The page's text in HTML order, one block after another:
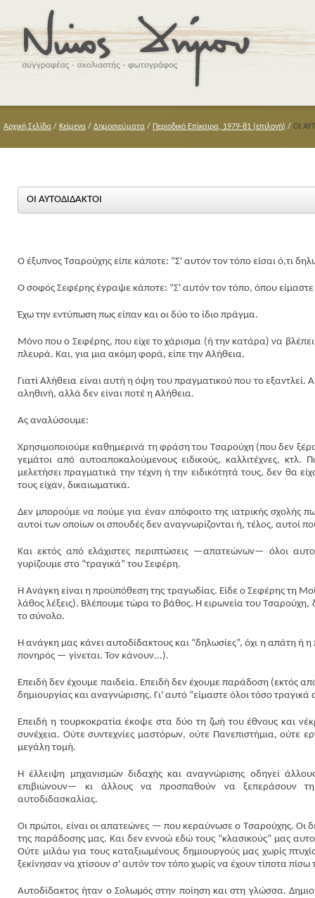
Αρχική Σελίδα / Κείμενα / Δημοσιεύματα / Περιοδικό Επίκαιρα, 1979-81 (επιλογή) / ΟΙ
ΟΙ ΑΥΤΟΔΙΔΑΚΤΟΙ
Ο έξυπνος Τσαρούχης είπε κάποτε: “Σ' αυτόν τον τόπο είσαι ό,τι
Ο σοφός Σεφέρης έγραψε κάποτε: “Σ' αυτόν τον τόπο, όπου είμαστε
Έχω την εντύπωση πως είπαν και οι δύο το ίδιο πράγμα.
Μόνο που ο Σεφέρης, που είχε το χάρισμα (ή την κατάρα) να
πλευρά. Και, για μια ακόμη φορά, είπε την Αλήθεια.
Γιατί Αλήθεια είναι αυτή η όψη του πραγματικού που το
αληθινή, αλλά δεν είναι ποτέ η Αλήθεια.
Ας αναλύσουμε:
Χρησιμοποιούμε καθημερινά τη φράση του Τσαρούχη (που δεν
γεμάτοι από αυτοαποκαλούμενους ειδικούς, καλλιτέχνες, κτλ.
μελετήσει πραγματικά την τέχνη ή την ειδικότητά τους, δεν θα
τους είχαν, δικαιωματικά.
Δεν μπορούμε να πούμε για έναν απόφοιτο της ιατρικής σχολής
αυτοί των οποίων οι σπουδές δεν αναγνωρίζονται ή, τέλος, αυτοί
Και εκτός από ελάχιστες περιπτώσεις —απατεώνων— όλοι
γυρίζουμε στο “τραγικά” του Σεφέρη.
Η Ανάγκη είναι η προϋπόθεση της τραγωδίας. Είδε ο Σεφέρης τη
λάθος λέξεις). Βλέπουμε τώρα το βάθος. Η ειρωνεία του
το σύνολο.
Η ανάγκη μας κάνει αυτοδίδακτους και “δηλωσίες”, όχι η απάτη ή η
πονηρός — γίνεται. Τον κάνουν...).
Επειδή δεν έχουμε παιδεία. Επειδή δεν έχουμε παράδοση (εκτός
δημιουργίας και αναγνώρισης. Γι' αυτό “είμαστε όλοι τόσο τραγικά
Επειδή η τουρκοκρατία έκοψε στα δύο τη ζωή του έθνους και
συνέχεια. Ούτε συντεχνίες μαστόρων, ούτε Πανεπιστήμια,
μεγάλη τομή.
Η έλλειψη μηχανισμών διδαχής και αναγνώρισης οδηγεί
επιβιώνουν— κι άλλους να προσπαθούν να ξεπεράσουν τη
αυτοδιδασκαλίας.
Οι πρώτοι, είναι οι απατεώνες — που κεραύνωσε ο Τσαρούχης. Οι
της παράδοσης μας. Και δεν εννοώ εδώ τους “κλασικούς” μας
Ούτε μιλάω για τους καταξιωμένους δημιουργούς μας χωρίς
ξεκίνησαν να χτίσουν σ' αυτόν τον τόπο χωρίς να έχουν τίποτα πίσω
Αυτοδίδακτος ήταν ο Σολωμός στην ποίηση και στη γλώσσα.